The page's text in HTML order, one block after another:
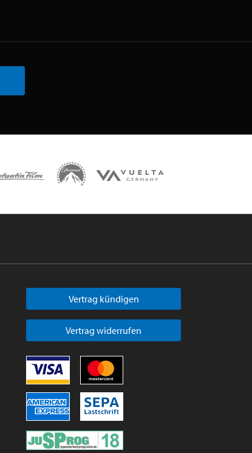
Vertrag kündigen
Vertrag widerrufen